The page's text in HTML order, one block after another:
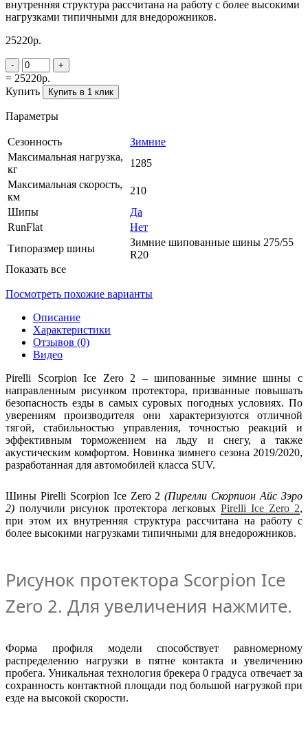
внутренняя структура рассчитана на работу с более высокими
нагрузками типичными для внедорожников.
25220р.
- +
= 25220р.
Купить
Купить в 1 клик
Параметры
Сезонность
Зимние
Максимальная нагрузка,
кг
1285
Максимальная скорость,
км
210
Шипы
Да
RunFlat
Нет
Типоразмер шины
Зимние шипованные шины 275/55
R20
Показать все
Посмотреть похожие варианты
Описание
Характеристики
Отзывов (0)
Видео
Pirelli Scorpion Ice Zero 2 – шипованные зимние шины с
направленным рисунком протектора, призванные повышать
безопасность езды в самых суровых погодных условиях. По
уверениям производителя они характеризуются отличной
тягой, стабильностью управления, точностью реакций и
эффективным торможением на льду и снегу, а также
акустическим комфортом. Новинка зимнего сезона 2019/2020,
разработанная для автомобилей класса SUV.
Шины Pirelli Scorpion Ice Zero 2(Пирелли Скорпион Айс Зэро
2) получили рисунок протектора легковых Pirelli Ice Zero 2,
при этом их внутренняя структура рассчитана на работу с
более высокими нагрузками типичными для внедорожников.
Рисунок протектора Scorpion Ice
Zero 2. Для увеличения нажмите.
Форма профиля модели способствует равномерному
распределению нагрузки в пятне контакта и увеличению
пробега. Уникальная технология брекера 0 градуса отвечает за
сохранность контактной площади под большой нагрузкой при
езде на высокой скорости.